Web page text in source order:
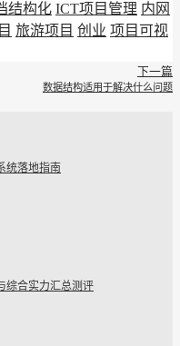
结构化 ICT项目管理 内网
旅游项目 创业 项目可视
下一篇
数据结构适用于解决什么问题
统落地指南
综合实力汇总测评